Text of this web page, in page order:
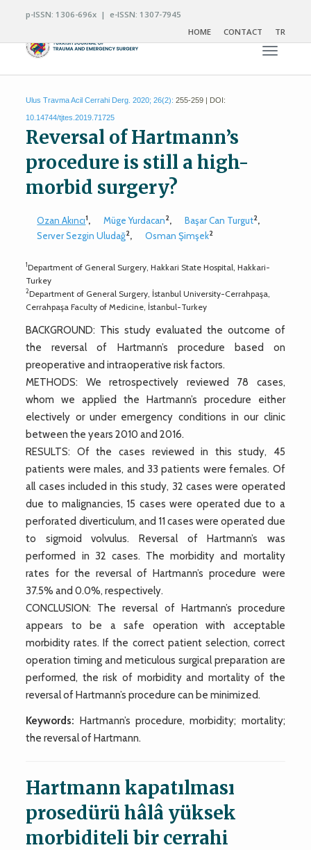
p-ISSN: 1306-696x | e-ISSN: 1307-7945
HOME
CONTACT TR
Toggle
Ulus Travma Acil Cerrahi Derg. 2020; 26(2): 255-259 | DOI:
10.14744/tjtes.2019.71725
Reversal of Hartmann’s
procedure is still a high-
morbid surgery?
Ozan Akıncı1, Müge Yurdacan2, Başar Can Turgut2,
Server Sezgin Uludağ2, Osman Şimşek2
1Department of General Surgery, Hakkari State Hospital, Hakkari-
Turkey
2Department of General Surgery, İstanbul University-Cerrahpaşa,
Cerrahpaşa Faculty of Medicine, İstanbul-Turkey
BACKGROUND: This study evaluated the outcome of
the reversal of Hartmann’s procedure based on
preoperative and intraoperative risk factors.
METHODS: We retrospectively reviewed 78 cases,
whom we applied the Hartmann’s procedure either
electively or under emergency conditions in our clinic
between the years 2010 and 2016.
RESULTS: Of the cases reviewed in this study, 45
patients were males, and 33 patients were females. Of
all cases included in this study, 32 cases were operated
due to malignancies, 15 cases were operated due to a
perforated diverticulum, and 11 cases were operated due
to sigmoid volvulus. Reversal of Hartmann’s was
performed in 32 cases. The morbidity and mortality
rates for the reversal of Hartmann’s procedure were
37.5% and 0.0%, respectively.
CONCLUSION: The reversal of Hartmann’s procedure
appears to be a safe operation with acceptable
morbidity rates. If the correct patient selection, correct
operation timing and meticulous surgical preparation are
performed, the risk of morbidity and mortality of the
reversal of Hartmann’s procedure can be minimized.
Keywords: Hartmann’s procedure, morbidity; mortality;
the reversal of Hartmann.
Hartmann kapatılması
prosedürü hâlâ yüksek
morbiditeli bir cerrahi